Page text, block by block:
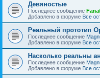
Девяностые
Последнее сообщение
Добавлено в форуме Все
Реальный прототип
Последнее сообщение
Добавлено в форуме Все
Насколько реальны
Последнее сообщение
Добавлено в форуме Все